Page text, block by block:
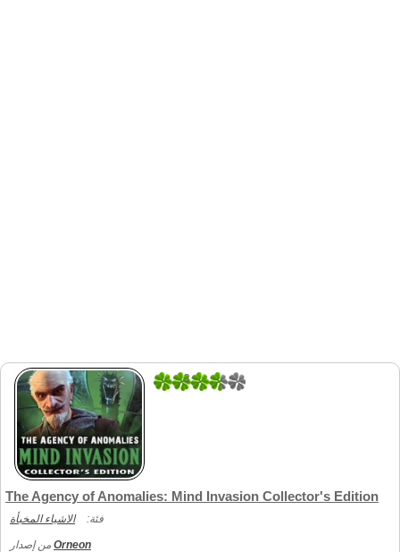
3
The Agency of Anomalies: Mind Invasion Collector's Edition
فئة: الاشياء المخبأة
Orneon